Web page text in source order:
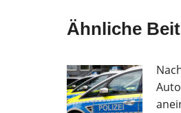
Ähnliche